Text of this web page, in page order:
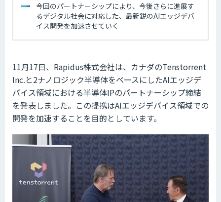
今回のパートナーシップにより、今後さらに進展す
るデジタル社会に対応した、最新鋭のAIエッジデバ
イス開発を加速させていく
11月17日、Rapidus株式会社は、カナダのTenstorrent
Inc.と2ナノロジック半導体をベースにしたAIエッジデ
バイス領域における半導体IPのパートナーシップ締結
を発表しました。この提携はAIエッジデバイス領域での
開発を加速することを目的としています。